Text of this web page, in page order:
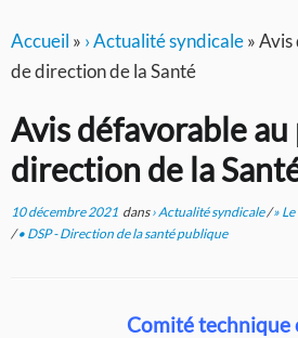
Accueil » › Actualité syndicale»Avis
de direction de la Santé
Avis défavorable
direction de la
10 décembre 2021 dans› Actualité syndicale/»
/• DSP - Direction de la santé publique
Comité technique